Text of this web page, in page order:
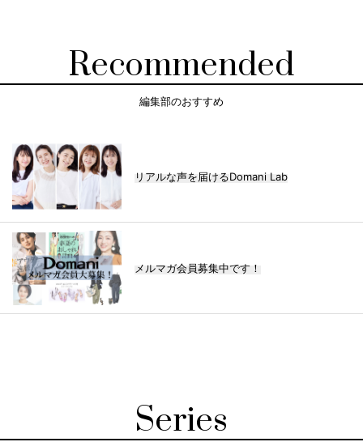
Recommended
編集部のおすすめ
リアルな声を届けるDomani Lab
メルマガ会員募集中です！
Series